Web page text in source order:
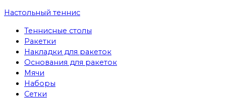
Настольный теннис
Теннисные столы
Ракетки
Накладки для ракеток
Основания для ракеток
Мячи
Наборы
Сетки